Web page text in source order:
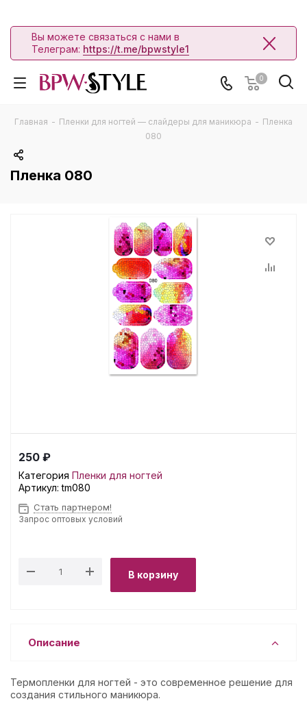
Вы можете связаться с нами в
Телеграм: https://t.me/bpwstyle1
0
Главная - Пленки для ногтей — слайдеры для маникюра - Пленка
080
Пленка 080
250 ₽
Категория Пленки для ногтей
Артикул:tm080
Стать партнером!
Запрос оптовых условий
В корзину
Описание
Термопленки для ногтей - это современное решение для
создания стильного маникюра.